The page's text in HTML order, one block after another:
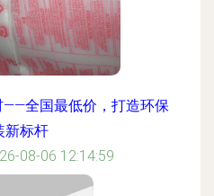
——全国最低价，打造环保
新标杆
08-06 12:14:59